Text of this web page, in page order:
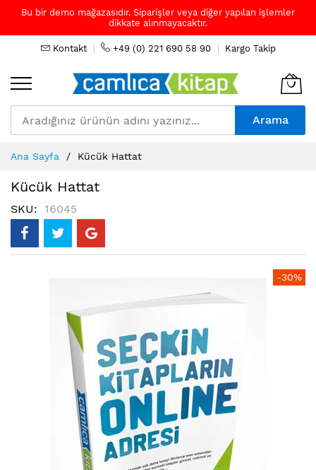
Bu bir demo mağazasıdır. Siparişler veya diğer yapılan işlemler
dikkate alınmayacaktır.
Kontakt +49 (0) 221 690 58 90 Kargo Takip
Arama
to
Content
Ana Sayfa Kücük Hattat
Kücük Hattat
SKU 16045
-30%